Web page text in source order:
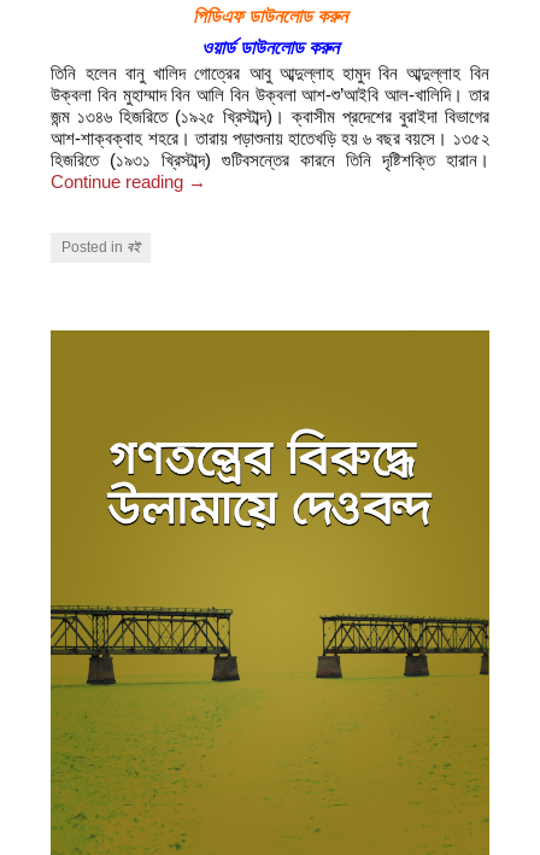
পিডিএফ ডাউনলোড করুন
ওয়ার্ড ডাউনলোড করুন
তিনি হলেন বানু খালিদ গোত্রের আবু আব্দুল্লাহ হামুদ বিন আব্দুল্লাহ বিন
উক্বলা বিন মুহাম্মাদ বিন আলি বিন উক্বলা আশ-শু’আইবি আল-খালিদি। তার
জন্ম ১৩৪৬ হিজরিতে (১৯২৫ খ্রিস্টাব্দ)। ক্বাসীম প্রদেশের বুরাইদা বিভাগের
আশ-শাক্বক্বাহ শহরে। তারায় পড়াশুনায় হাতেখড়ি হয় ৬ বছর বয়সে। ১৩৫২
হিজরিতে (১৯৩১ খ্রিস্টাব্দ) গুটিবসন্তের কারনে তিনি দৃষ্টিশক্তি হারান।
Continue reading →
Posted in বই